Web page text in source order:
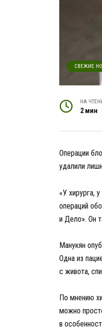
СВЕЖИЕ
НА
2 мин
Операции
удалили
«У хирурга,
операций
и Дело». Он
Манукян
Одна из
с живота,
По мнению
можно
в